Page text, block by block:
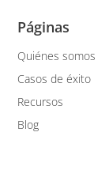
Páginas
Quiénes somos
Casos de éxito
Recursos
Blog